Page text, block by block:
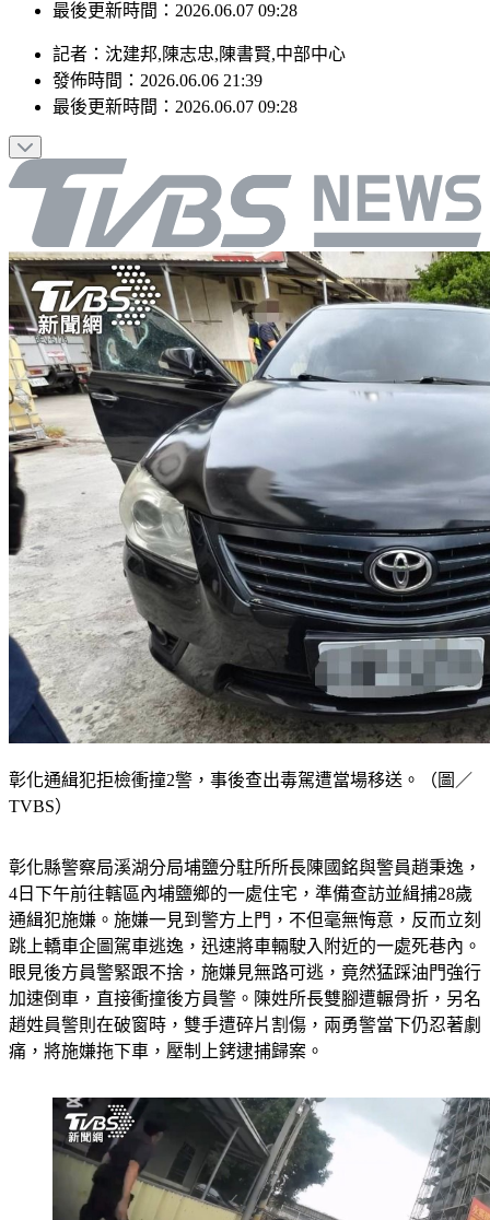
最後更新時間：2026.06.07 09:28
記者 ： 沈建邦,陳志忠,陳書賢,中部中心
發佈時間： 2026.06.06 21:39
最後更新時間： 2026.06.07 09:28
彰化通緝犯拒檢衝撞2警，事後查出毒駕遭當場移送。（圖／
TVBS）
彰化縣警察局溪湖分局埔鹽分駐所所長陳國銘與警員趙秉逸，
4日下午前往轄區內埔鹽鄉的一處住宅，準備查訪並緝捕28歲
通緝犯施嫌。施嫌一見到警方上門，不但毫無悔意，反而立刻
跳上轎車企圖駕車逃逸，迅速將車輛駛入附近的一處死巷內。
眼見後方員警緊跟不捨，施嫌見無路可逃，竟然猛踩油門強行
加速倒車，直接衝撞後方員警。陳姓所長雙腳遭輾骨折，另名
趙姓員警則在破窗時，雙手遭碎片割傷，兩勇警當下仍忍著劇
痛，將施嫌拖下車，壓制上銬逮捕歸案。